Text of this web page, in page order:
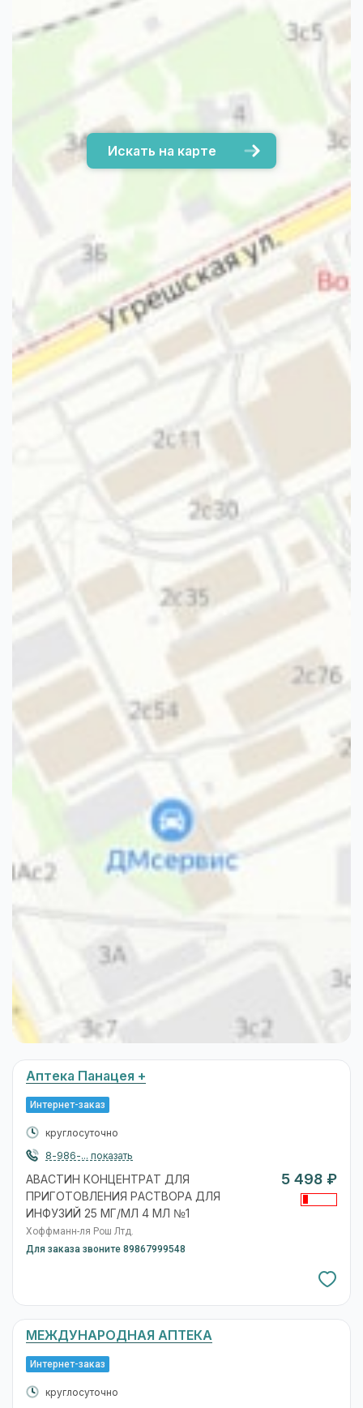
Искать на карте
Аптека Панацея +
Интернет-заказ
круглосуточно
8-986-... показать
АВАСТИН КОНЦЕНТРАТ ДЛЯ
ПРИГОТОВЛЕНИЯ РАСТВОРА ДЛЯ
ИНФУЗИЙ 25 МГ/МЛ 4 МЛ №1
Хоффманн-ля Рош Лтд.
Для заказа звоните 89867999548
5 498 ₽
МЕЖДУНАРОДНАЯ АПТЕКА
Интернет-заказ
круглосуточно